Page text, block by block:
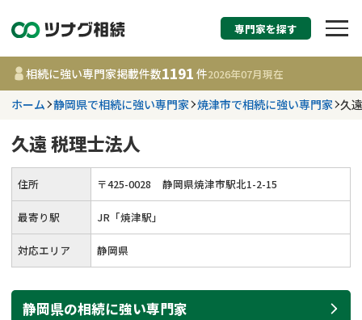
相続税申告・相続手
す
事務所 1191
遺言書作成・遺言執行
費用相場
専門家を探す
相続に強い専門家掲載件数1191 件2026年07月現在
ホーム 静岡県で相続に強い専門家 焼津市で相続に強い専門家 久
久遠 税理士法人
住所 〒425-0028 静岡県焼津市駅北1-2-15
最寄り駅 JR「焼津駅」
対応エリア 静岡県
静岡県の相続に強い専門家